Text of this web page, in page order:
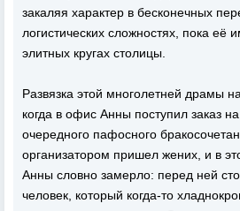
закаляя характер в бесконечных
логистических сложностях, пока её
элитных кругах столицы.
Развязка этой многолетней драмы
когда в офис Анны поступил заказ на
очередного пафосного
организатором пришел жених, и в
Анны словно замерло: перед ней
человек, который когда-то